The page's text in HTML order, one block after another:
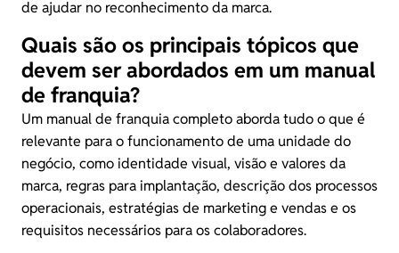
de ajudar no reconhecimento da marca.
Quais são os principais tópicos que
devem ser abordados em um manual
de franquia?
Um manual de franquia completo aborda tudo o que é
relevante para o funcionamento de uma unidade do
negócio, como identidade visual, visão e valores da
marca, regras para implantação, descrição dos processos
operacionais, estratégias de marketing e vendas e os
requisitos necessários para os colaboradores.